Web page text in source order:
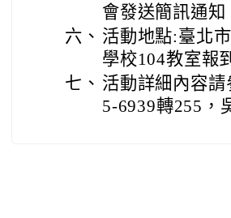
會發送簡訊通知
六、 活動地點:臺北
學校104教室報
七、 活動詳細內容
5-6939轉255，